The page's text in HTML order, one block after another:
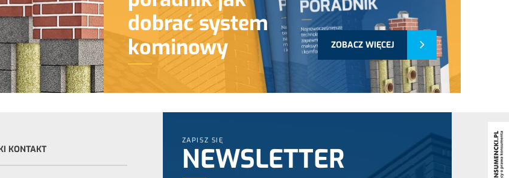
dobrać system
kominowy
ZOBACZ WIĘCEJ
KONTAKT
ZAPISZ SIĘ
NEWSLETTER